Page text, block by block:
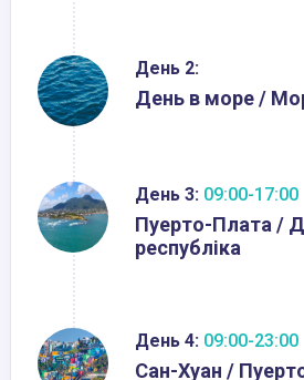
День 2:
День в море /
День 3: 09:00-17:00
Пуерто-Плата /
республіка
День 4: 09:00-23:00
Сан-Хуан /